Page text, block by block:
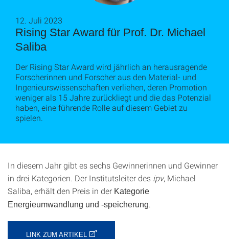
Rising Star Award für Prof. Dr. Michael
Saliba
12. Juli 2023
Der Rising Star Award wird jährlich an herausragende
Forscherinnen und Forscher aus den Material- und
Ingenieurswissenschaften verliehen, deren Promotion
weniger als 15 Jahre zurückliegt und die das Potenzial
haben, eine führende Rolle auf diesem Gebiet zu
spielen.
In diesem Jahr gibt es sechs Gewinnerinnen und Gewinner
in drei Kategorien. Der Institutsleiter des ipv, Michael
Saliba, erhält den Preis in der Kategorie
Energieumwandlung und -speicherung
LINK ZUM ARTIKEL